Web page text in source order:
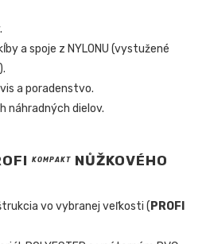
a spoje z NYLONU (vystužené
a poradenstvo.
náhradných dielov.
KOMPAKT NŮŽKOVÉHO
vo vybranej veľkosti ( PROFI